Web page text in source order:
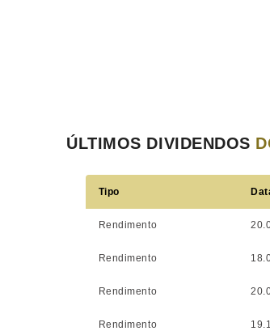
ÚLTIMOS DIVIDENDOS
Tipo
Rendimento
Rendimento
Rendimento
Rendimento